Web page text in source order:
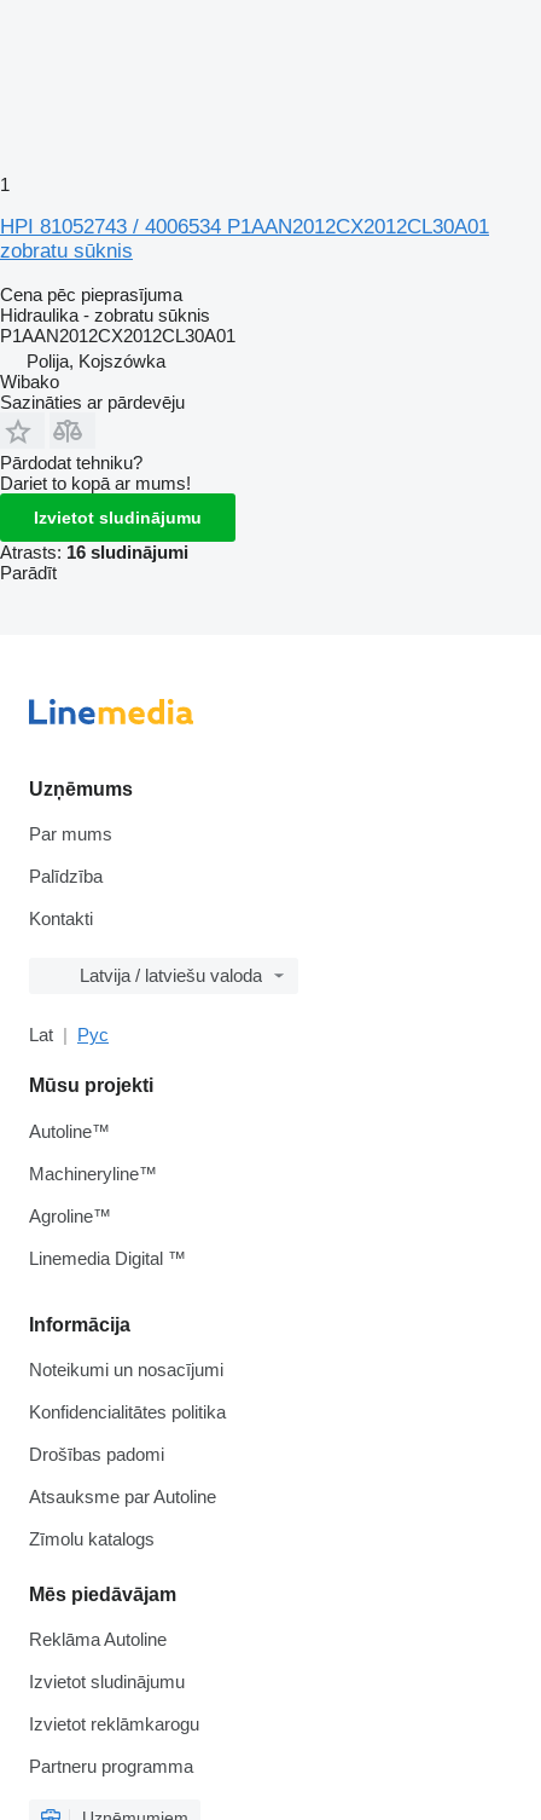
1
HPI 81052743 / 4006534 P1AAN2012CX2012CL30A01
zobratu sūknis
Cena pēc pieprasījuma
Hidraulika - zobratu sūknis
P1AAN2012CX2012CL30A01
Polija, Kojszówka
Wibako
Sazināties ar pārdevēju
Pārdodat tehniku?
Dariet to kopā ar mums!
Izvietot sludinājumu
Atrasts: 16 sludinājumi
Parādīt
Uzņēmums
Par mums
Palīdzība
Kontakti
Latvija / latviešu valoda
Lat Рус
Informācija
Noteikumi un nosacījumi
Konfidencialitātes politika
Drošības padomi
Atsauksme par Autoline
Zīmolu katalogs
Mēs piedāvājam
Reklāma Autoline
Izvietot sludinājumu
Izvietot reklāmkarogu
Partneru programma
Mūsu projekti
Autoline™
Machineryline™
Agroline™
Linemedia Digital ™